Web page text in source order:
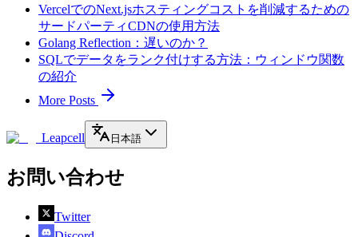
VercelでのNext.jsホスティングコストを削減するための
サードパーティCDNの使用方法
Golang Reflection：遅いのか？
SQLでデータをランク付けする方法：ウィンドウ関数
の紹介
More Posts
Leapcell 日本語
お問い合わせ
Twitter